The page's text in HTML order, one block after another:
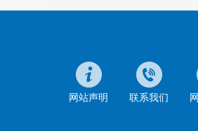
网站声明 联系我们